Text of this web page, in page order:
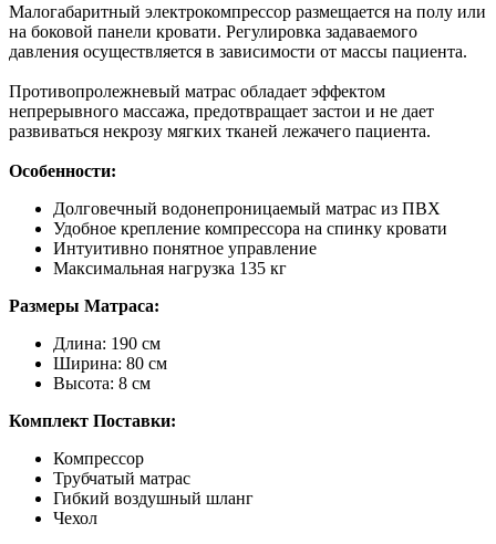
Малогабаритный электрокомпрессор размещается на полу или
на боковой панели кровати. Регулировка задаваемого
давления осуществляется в зависимости от массы пациента.
Противопролежневый матрас обладает эффектом
непрерывного массажа, предотвращает застои и не дает
развиваться некрозу мягких тканей лежачего пациента.
Особенности:
Долговечный водонепроницаемый матрас из ПВХ
Удобное крепление компрессора на спинку кровати
Интуитивно понятное управление
Максимальная нагрузка 135 кг
Размеры Матраса:
Длина: 190 см
Ширина: 80 см
Высота: 8 см
Комплект Поставки:
Компрессор
Трубчатый матрас
Гибкий воздушный шланг
Чехол